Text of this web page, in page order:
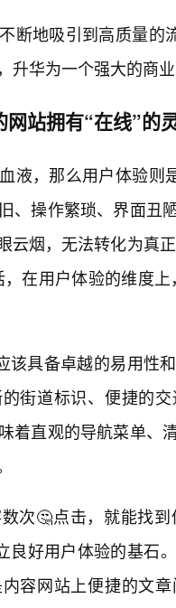
断地吸引到高质量的
华为一个强大的商业
站拥有“在线”的
液，那么用户体验则
、操作繁琐、界面丑
云烟，无法转化为真
在用户体验的维度上
该具备卓越的易用性
街道标识、便捷的
着直观的导航菜单、
次🤔点击，就能找
良好用户体验的基石
容网站上便捷的文